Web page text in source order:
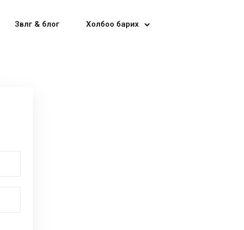
Зөвлөгөө & блог Холбоо барих